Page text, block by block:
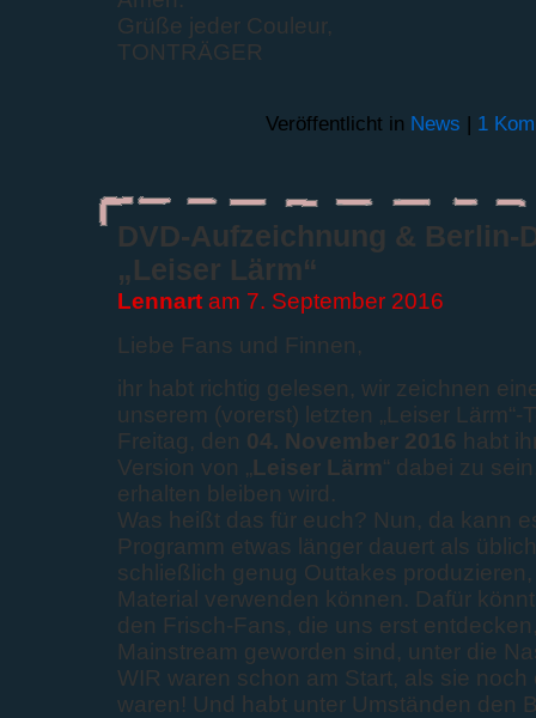
Grüße jeder Couleur,
TONTRÄGER
Veröffentlicht in News | 1
DVD-Aufzeichnung & Berlin-
„Leiser Lärm“
Lennartam 7. September 2016
Liebe Fans und Finnen,
ihr habt richtig gelesen, wir zeichnen
unserem (vorerst) letzten „Leiser Lärm“-
Freitag, den 04. November 2016 habt
Version von „Leiser Lärm“ dabei zu
erhalten bleiben wird.
Was heißt das für euch? Nun, da kann
Programm etwas länger dauert als
schließlich genug Outtakes
Material verwenden können. Dafür
den Frisch-Fans, die uns erst
Mainstream geworden sind, unter die
WIR waren schon am Start, als sie
waren! Und habt unter Umständen den